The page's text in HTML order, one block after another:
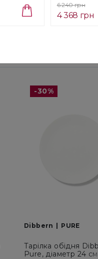
-30%
Dibbern PURE
Тарілка обідня
Pure, діаметр 24 см
6 240 грн
4 368 грн